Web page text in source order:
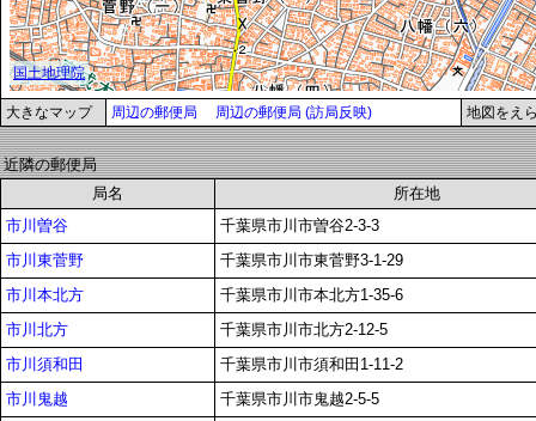
大きなマップ 周辺の郵便局 周辺の郵便局 (訪局反映) 地図をえ
近隣の郵便局
局名
所在地
市川曽谷
千葉県市川市曽谷2-3-3
市川東菅野
千葉県市川市東菅野3-1-29
市川本北方
千葉県市川市本北方1-35-6
市川北方
千葉県市川市北方2-12-5
市川須和田
千葉県市川市須和田1-11-2
市川鬼越
千葉県市川市鬼越2-5-5